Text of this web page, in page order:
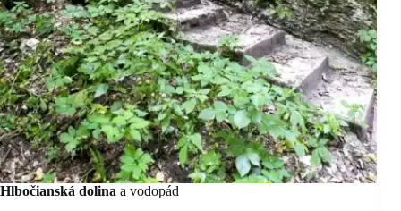
Hlbočianská dolina a vodopád